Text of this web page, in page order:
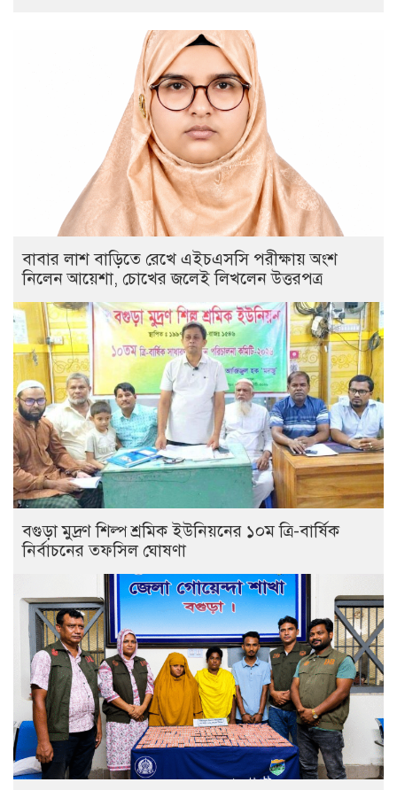
বাবার লাশ বাড়িতে রেখে এইচএসসি পরীক্ষায় অংশ
নিলেন আয়েশা, চোখের জলেই লিখলেন উত্তরপত্র
বগুড়া মুদ্রণ শিল্প শ্রমিক ইউনিয়নের ১০ম ত্রি-বার্ষিক
নির্বাচনের তফসিল ঘোষণা